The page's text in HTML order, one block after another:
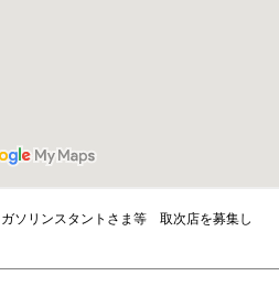
ソリンスタントさま等 取次店を募集し